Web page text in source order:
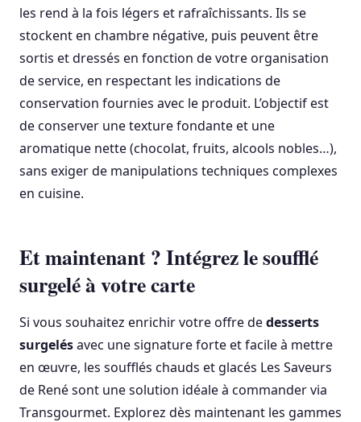
les rend à la fois légers et rafraîchissants. Ils se
stockent en chambre négative, puis peuvent être
sortis et dressés en fonction de votre organisation
de service, en respectant les indications de
conservation fournies avec le produit. L’objectif est
de conserver une texture fondante et une
aromatique nette (chocolat, fruits, alcools nobles…),
sans exiger de manipulations techniques complexes
en cuisine.
Et maintenant ? Intégrez le soufflé
surgelé à votre carte
Si vous souhaitez enrichir votre offre dedesserts
surgelésavec une signature forte et facile à mettre
en œuvre, les soufflés chauds et glacés Les Saveurs
de René sont une solution idéale à commander via
Transgourmet. Explorez dès maintenant les gammes